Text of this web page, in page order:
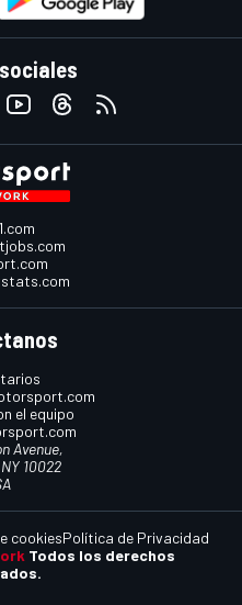
el equipo
Avenue,
10022
Todos los derechos
cookiesPolítica de Privacidad